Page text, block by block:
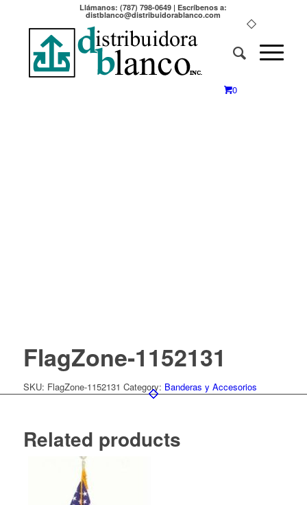
Llámanos: (787) 798-0649 | Escríbenos a:
distblanco@distribuidorablanco.com
0
FlagZone-1152131
SKU: FlagZone-1152131 Category: Banderas y Accesorios
Related products